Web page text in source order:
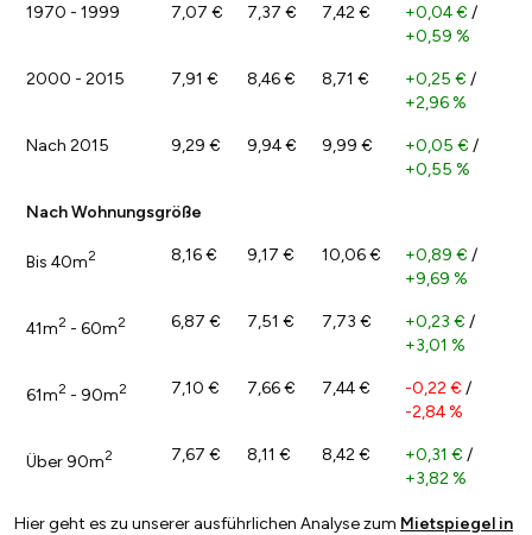
1970 - 1999 7,07 € 7,37 € 7,42 € +0,04 € /
+0,59 %
2000 - 2015 7,91 € 8,46 € 8,71 € +0,25 € /
+2,96 %
Nach 2015 9,29 € 9,94 € 9,99 € +0,05 € /
+0,55 %
Nach Wohnungsgröße
Bis 40m2 8,16 € 9,17 € 10,06 € +0,89 € /
+9,69 %
41m2 - 60m2 6,87 € 7,51 € 7,73 € +0,23 € /
+3,01 %
61m2 - 90m2 7,10 € 7,66 € 7,44 € -0,22 € /
-2,84 %
Über 90m2 7,67 € 8,11 € 8,42 € +0,31 € /
+3,82 %
Hier geht es zu unserer ausführlichen Analyse zum Mietspiegel in